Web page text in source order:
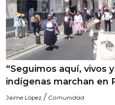
“Seguimos aquí, vivos
indígenas marchan en
Jaime López / Comunidad